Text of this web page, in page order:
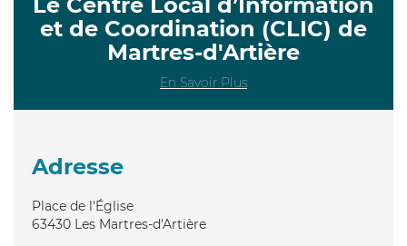
et de Coordination (CLIC) de
Martres-d'Artière
En Savoir Plus
Adresse
Place de l'Église
63430 Les Martres-d'Artière